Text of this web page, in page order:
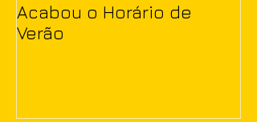
Acabou o Horário de
Verão